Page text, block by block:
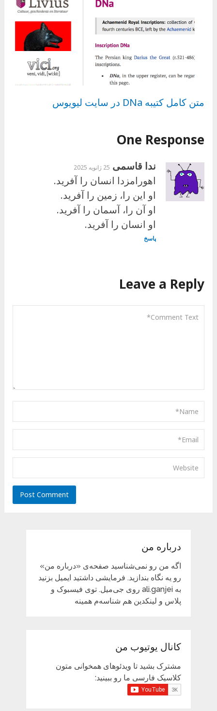
متن کامل کتیبه DNa در سایت لیویوس
One Response
ندا قاسمی 25 ژانویه 2025
اهورامزدا انسان را آفرید.
او این را، زمین را آفرید.
او آن را، آسمان را آفرید.
او انسان را آفرید.
پاسخ
Leave a Reply
درباره من
اگه من رو نمی‌شناسید صفحه‌ی «درباره من»
رو یه نگاه بندازید. فرمایشی داشتید ایمیل بزنید
به ali.ganjei روی جی‌میل. توی فیسبوک و
پلاس و لینکدین هم شناسه‌م همینه
کانال یوتیوب من
مشترک بشید تا ویدئوهای همخوانی متون
کلاسیک فارسی ما رو ببینید: